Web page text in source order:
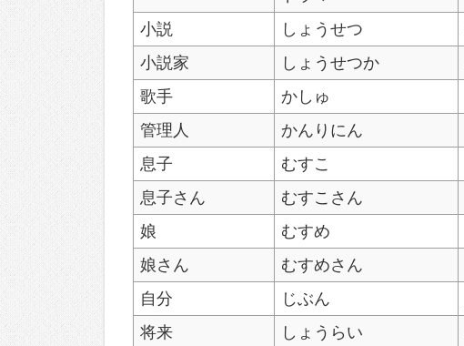
小説
しょうせつ
小説家
しょうせつか
歌手
かしゅ
管理人
かんりにん
息子
むすこ
息子さん
むすこさん
娘
むすめ
娘さん
むすめさん
自分
じぶん
将来
しょうらい